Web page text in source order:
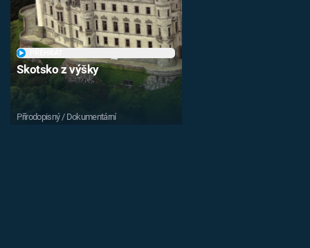
Skotsko z výšky
Přírodopisný / Dokumentární